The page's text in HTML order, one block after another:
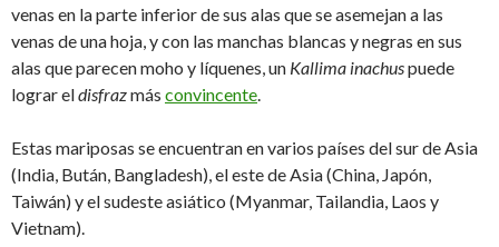
venas en la parte inferior de sus alas que se asemejan a las
venas de una hoja, y con las manchas blancas y negras en sus
alas que parecen moho y líquenes, un Kallima inachuspuede
lograr eldisfrazmás convincente.
Estas mariposas se encuentran en varios países del sur de Asia
(India, Bután, Bangladesh), el este de Asia (China, Japón,
Taiwán) y el sudeste asiático (Myanmar, Tailandia, Laos y
Vietnam).